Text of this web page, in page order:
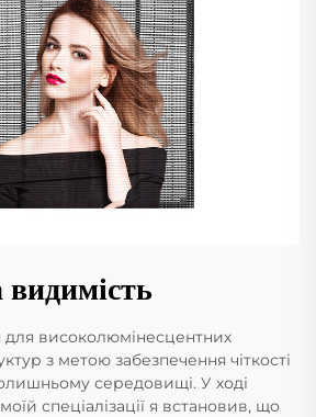
високолюмінесцентних
з метою забезпечення чіткості
середовищі. У ході
спеціалізації я встановив, що